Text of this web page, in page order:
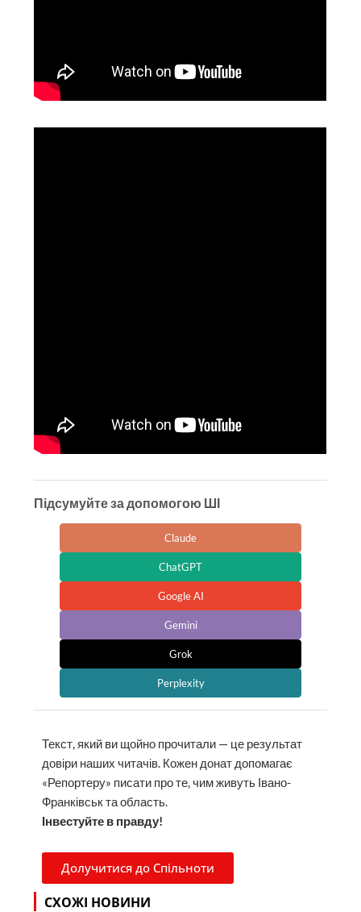
Підсумуйте за допомогою ШІ
Claude
ChatGPT
Google AI
Gemini
Grok
Perplexity
Текст, який ви щойно прочитали — це результат
довіри наших читачів. Кожен донат допомагає
«Репортеру» писати про те, чим живуть Івано-
Франківськ та область.
Інвестуйте в правду!
Долучитися до Спільноти
СХОЖІ НОВИНИ